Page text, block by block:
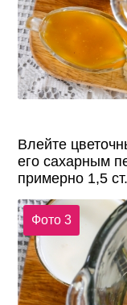
Влейте
его сахарным
примерно 1,5
Фото 3